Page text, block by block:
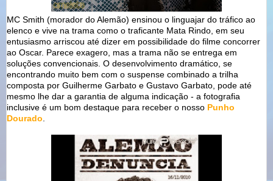
MC Smith (morador do Alemão) ensinou o linguajar do tráfico ao
elenco e vive na trama como o traficante Mata Rindo, em seu
entusiasmo arriscou até dizer em possibilidade do filme concorrer
ao Oscar. Parece exagero, mas a trama não se entrega em
soluções convencionais. O desenvolvimento dramático, se
encontrando muito bem com o suspense combinado a trilha
composta por Guilherme Garbato e Gustavo Garbato, pode até
mesmo lhe dar a garantia de alguma indicação - a fotografia
inclusive é um bom destaque para receber o nosso Punho
Dourado